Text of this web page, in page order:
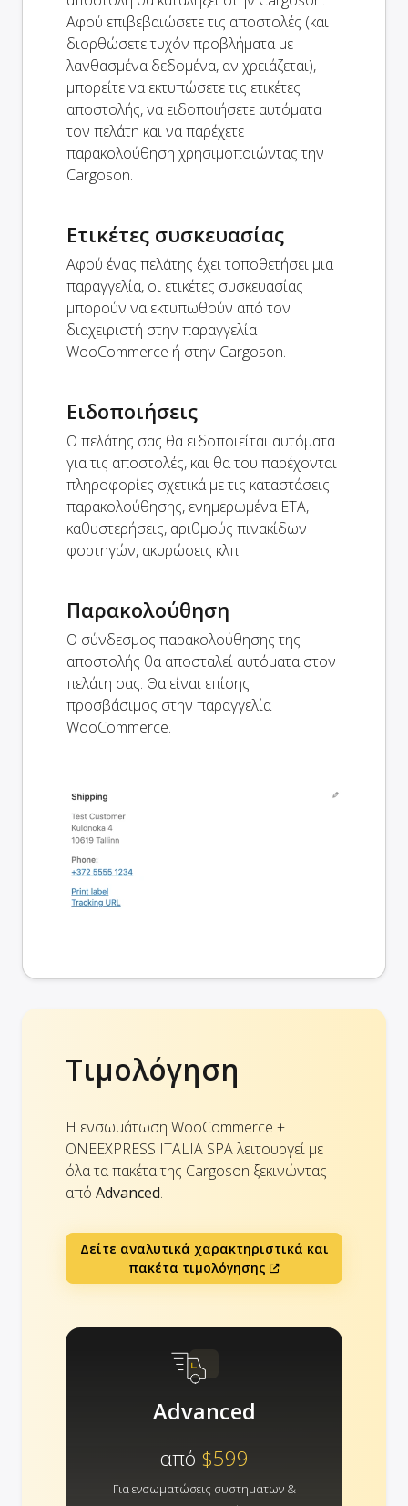
Αφού επιβεβαιώσετε τις αποστολές (και
διορθώσετε τυχόν προβλήματα με
λανθασμένα δεδομένα, αν χρειάζεται),
μπορείτε να εκτυπώσετε τις ετικέτες
αποστολής, να ειδοποιήσετε αυτόματα
τον πελάτη και να παρέχετε
παρακολούθηση χρησιμοποιώντας την
Cargoson.
Ετικέτες συσκευασίας
Αφού ένας πελάτης έχει τοποθετήσει μια
παραγγελία, οι ετικέτες συσκευασίας
μπορούν να εκτυπωθούν από τον
διαχειριστή στην παραγγελία
WooCommerce ή στην Cargoson.
Ειδοποιήσεις
Ο πελάτης σας θα ειδοποιείται αυτόματα
για τις αποστολές, και θα του παρέχονται
πληροφορίες σχετικά με τις καταστάσεις
παρακολούθησης, ενημερωμένα ETA,
καθυστερήσεις, αριθμούς πινακίδων
φορτηγών, ακυρώσεις κλπ.
Παρακολούθηση
Ο σύνδεσμος παρακολούθησης της
αποστολής θα αποσταλεί αυτόματα στον
πελάτη σας. Θα είναι επίσης
προσβάσιμος στην παραγγελία
WooCommerce.
Τιμολόγηση
Η ενσωμάτωση WooCommerce +
ONEEXPRESS ITALIA SPA λειτουργεί με
όλα τα πακέτα της Cargoson ξεκινώντας
από Advanced.
Δείτε αναλυτικά χαρακτηριστικά και
πακέτα τιμολόγησης
Advanced
από $599
Για ενσωματώσεις συστημάτων &